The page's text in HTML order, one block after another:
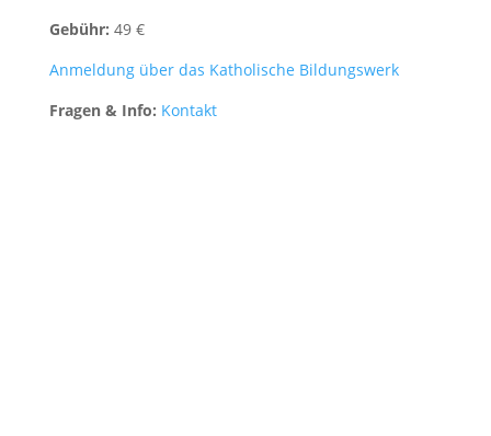
Gebühr: 49 €
Anmeldung über das Katholische Bildungswerk
Fragen & Info: Kontakt